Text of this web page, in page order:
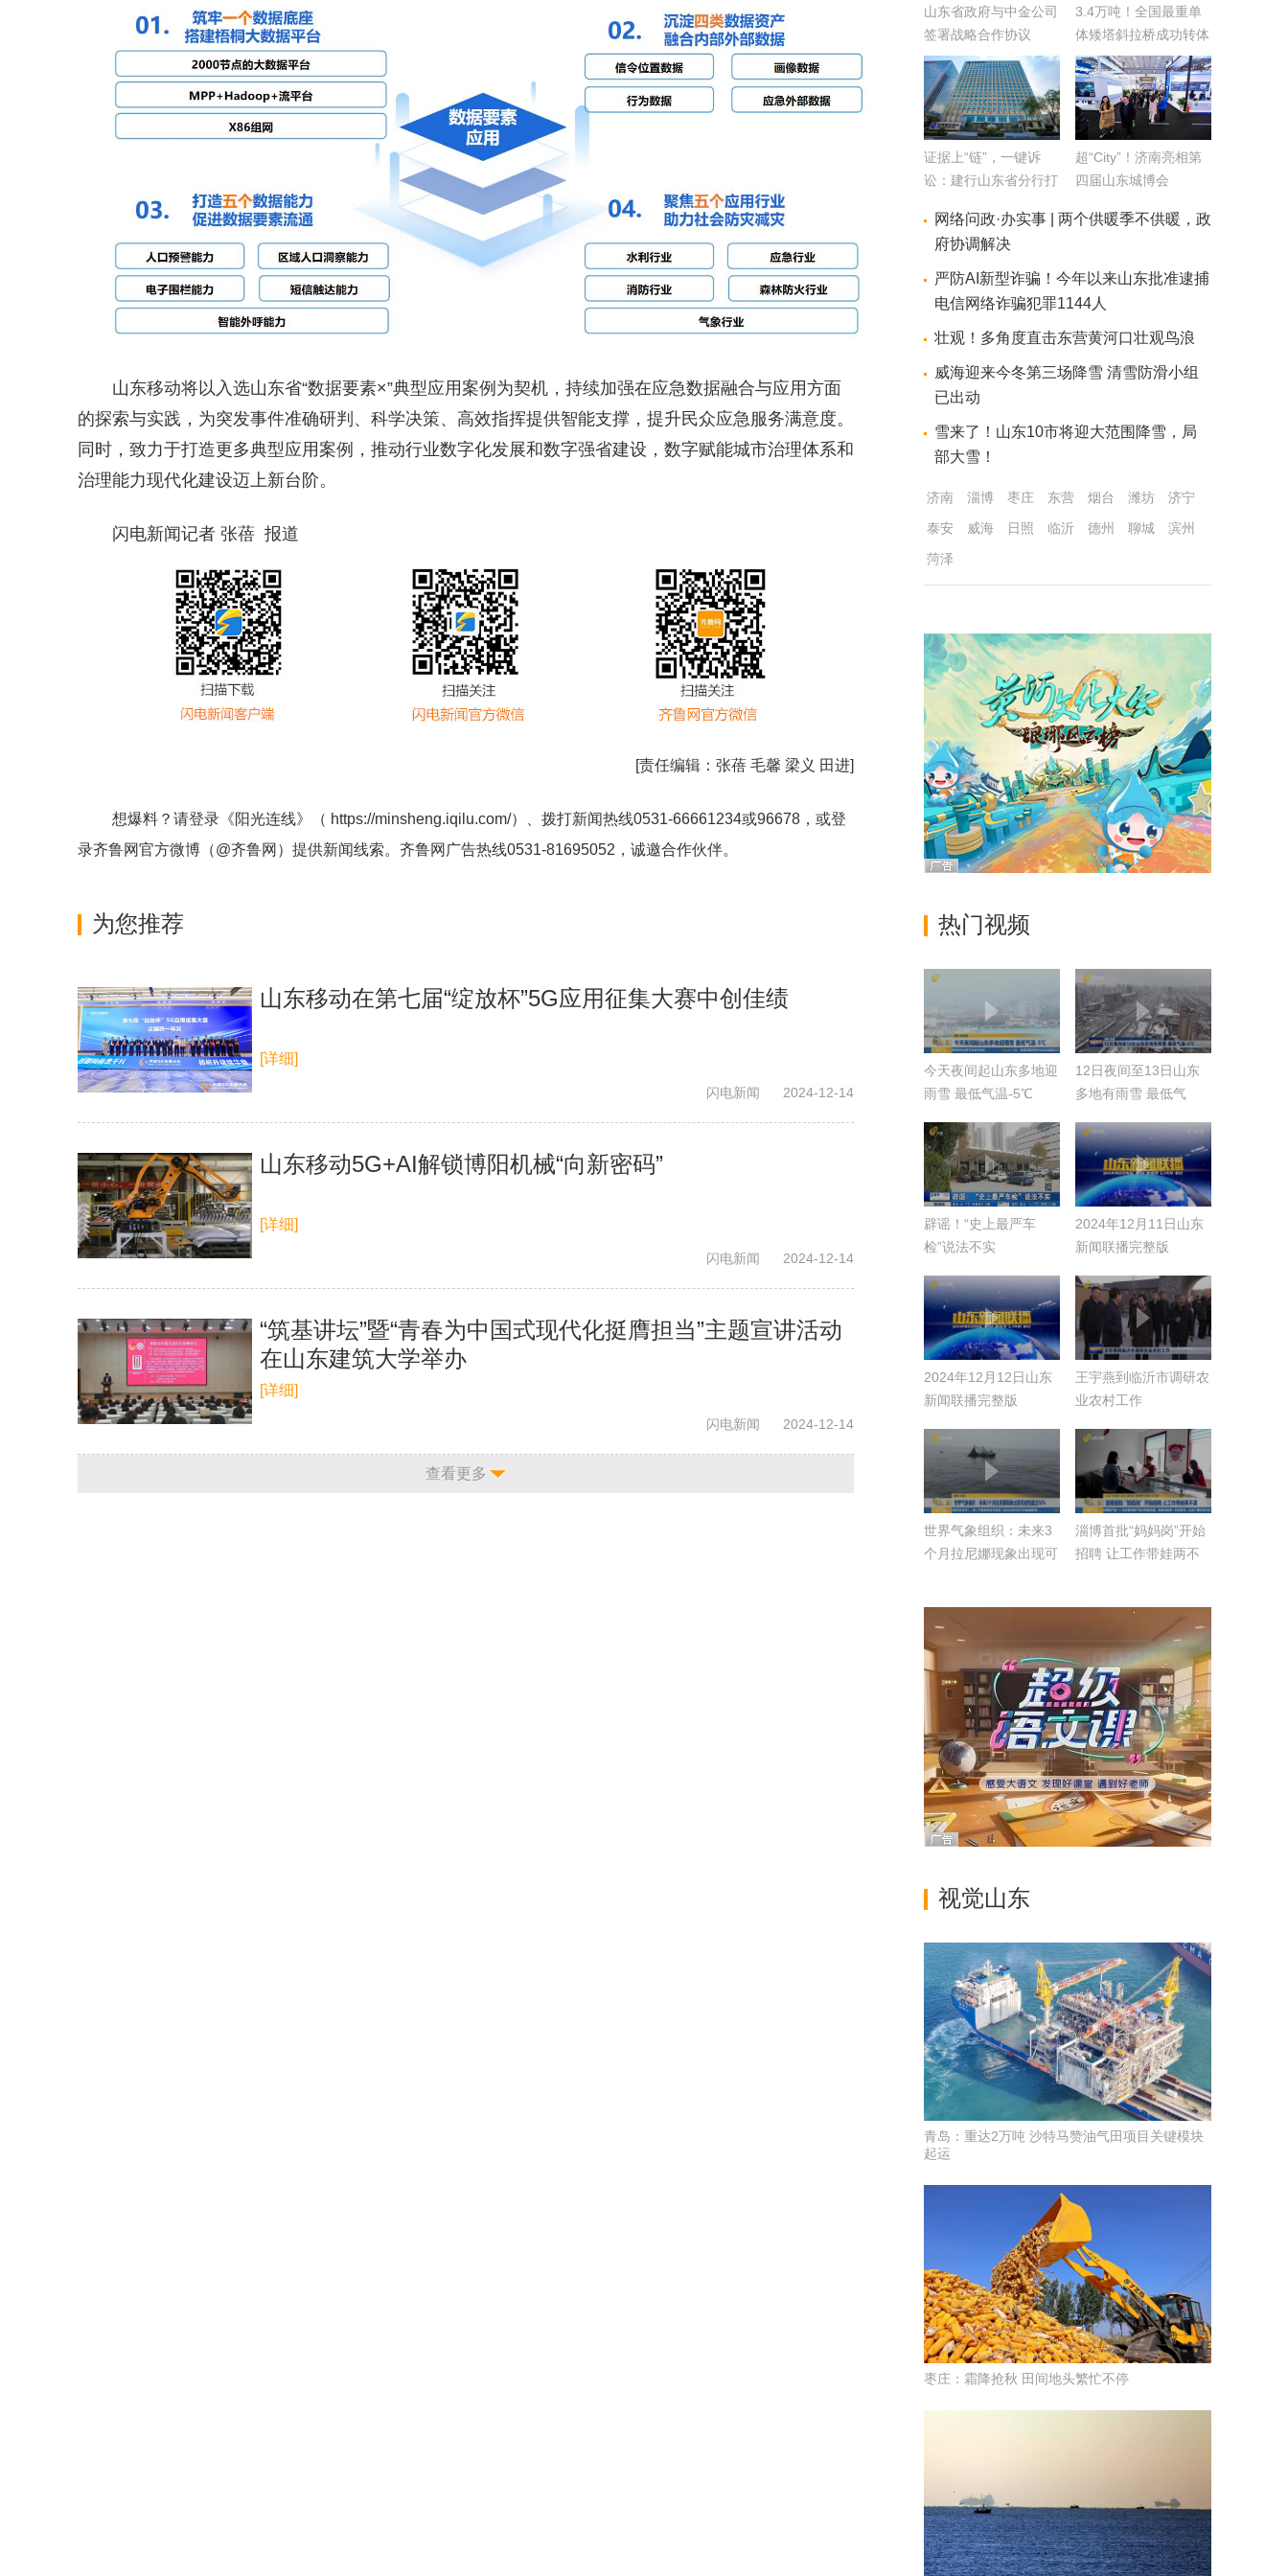
山东移动将以入选山东省“数据要素×”典型应用案例为契机，持续加强在应急数据融合与应用方面
的探索与实践，为突发事件准确研判、科学决策、高效指挥提供智能支撑，提升民众应急服务满意度。
同时，致力于打造更多典型应用案例，推动行业数字化发展和数字强省建设，数字赋能城市治理体系和
治理能力现代化建设迈上新台阶。
闪电新闻记者 张蓓 报道
[责任编辑： 张蓓 毛馨 梁义 田进]
想爆料？请登录《阳光连线》（ https://minsheng.iqilu.com/）、拨打新闻热线0531-66661234或96678，或登
录齐鲁网官方微博（@齐鲁网 ）提供新闻线索。齐鲁网广告热线0531-81695052 ，诚邀合作伙伴。
为您推荐
山东移动在第七届“绽放杯”5G应用征集大赛中创佳绩
[详细]
闪电新闻 2024-12-14
山东移动5G+AI解锁博阳机械“向新密码”
[详细]
闪电新闻 2024-12-14
“筑基讲坛”暨“青春为中国式现代化挺膺担当”主题宣讲活动
在山东建筑大学举办
[详细]
闪电新闻 2024-12-14
查看更多
山东省政府与中金公司
签署战略合作协议
3.4万吨！全国最重单
体矮塔斜拉桥成功转体
证据上“链”，一键诉
讼：建行山东省分行打
决堵点
超“City”！济南亮相第
四届山东城博会
网络问政·办实事 | 两个供暖季不供暖，政
府协调解决
严防AI新型诈骗！今年以来山东批准逮捕
电信网络诈骗犯罪1144人
壮观！多角度直击东营黄河口壮观鸟浪
威海迎来今冬第三场降雪 清雪防滑小组
已出动
雪来了！山东10市将迎大范围降雪，局
部大雪！
济南 淄博 枣庄 东营 烟台 潍坊
济宁
泰安
威海 日照 临沂 德州 聊城
滨州
菏泽
热门视频
今天夜间起山东多地迎
雨雪 最低气温-5℃
12日夜间至13日山东
多地有雨雪 最低气
辟谣！“史上最严车
检”说法不实
2024年12月11日山东
新闻联播完整版
2024年12月12日山东
新闻联播完整版
王宇燕到临沂市调研农
业农村工作
世界气象组织：未来3
个月拉尼娜现象出现可
淄博首批“妈妈岗”开始
招聘 让工作带娃两不
视觉山东
青岛：重达2万吨 沙特马赞油气田项目关键模块
起运
枣庄：霜降抢秋 田间地头繁忙不停